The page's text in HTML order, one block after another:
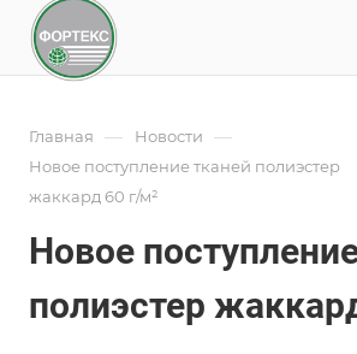
Главная — Новости —
Новое поступление тканей полиэстер
жаккард 60 г/м²
Новое
полиэстер